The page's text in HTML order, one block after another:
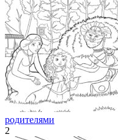
родителями
2